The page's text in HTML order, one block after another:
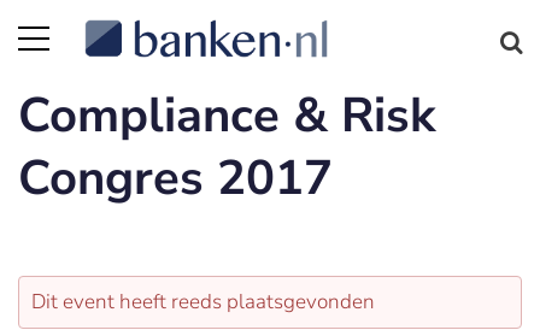
Compliance & Risk
Congres 2017
Dit event heeft reeds plaatsgevonden